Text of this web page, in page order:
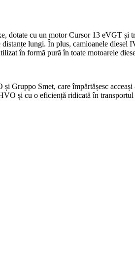
dotate cu un motor Cursor 13 eVGT
lungi. În plus, camioanele
în formă pură în toate motoarele
Gruppo Smet, care împărtășesc
și cu o eficiență ridicată în